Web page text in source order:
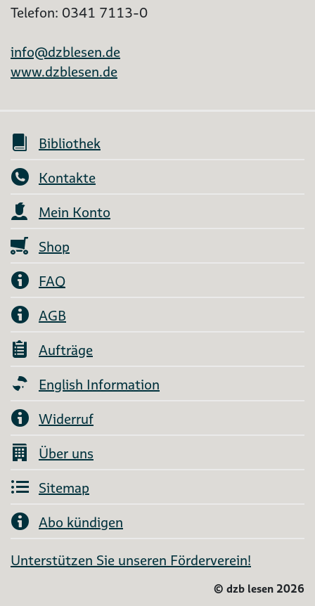
Telefon: 0341 7113-0
info@dzblesen.de
www.dzblesen.de
Bibliothek
Kontakte
Mein Konto
Shop
FAQ
AGB
Aufträge
English Information
Widerruf
Über uns
Sitemap
Abo kündigen
Unterstützen Sie unseren Förderverein!
© dzb lesen 2026